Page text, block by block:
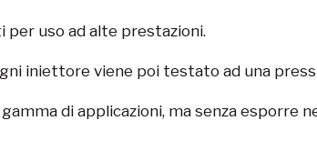
uso ad alte prestazioni.
iniettore viene poi testato ad una
di applicazioni, ma senza esporre